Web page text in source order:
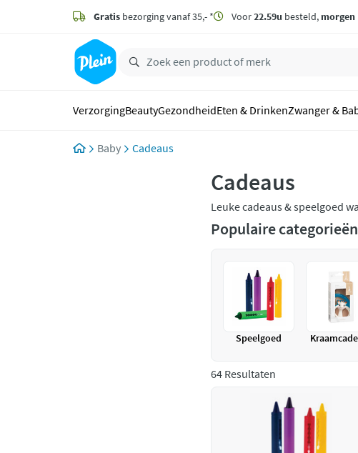
zoeken
hoofdinhoud
Gratis bezorging vanaf 35,- * Voor22.59u besteld, morgen
VerzorgingBeautyGezondheidEten & DrinkenZwanger &
Baby Cadeaus
Cadeaus
Leuke cadeaus & speelgoed
cadeaus & speelgoed van
Populaire categorieën
Speelgoed
64 Resultaten